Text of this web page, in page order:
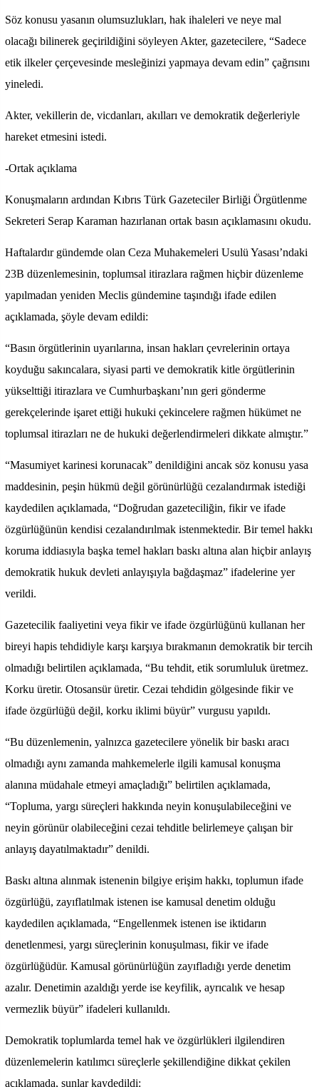
Söz konusu yasanın olumsuzlukları, hak ihaleleri ve neye mal
olacağı bilinerek geçirildiğini söyleyen Akter, gazetecilere, “Sadece
etik ilkeler çerçevesinde mesleğinizi yapmaya devam edin” çağrısını
yineledi.
Akter, vekillerin de, vicdanları, akılları ve demokratik değerleriyle
hareket etmesini istedi.
-Ortak açıklama
Konuşmaların ardından Kıbrıs Türk Gazeteciler Birliği Örgütlenme
Sekreteri Serap Karaman hazırlanan ortak basın açıklamasını okudu.
Haftalardır gündemde olan Ceza Muhakemeleri Usulü Yasası’ndaki
23B düzenlemesinin, toplumsal itirazlara rağmen hiçbir düzenleme
yapılmadan yeniden Meclis gündemine taşındığı ifade edilen
açıklamada, şöyle devam edildi:
“Basın örgütlerinin uyarılarına, insan hakları çevrelerinin ortaya
koyduğu sakıncalara, siyasi parti ve demokratik kitle örgütlerinin
yükselttiği itirazlara ve Cumhurbaşkanı’nın geri gönderme
gerekçelerinde işaret ettiği hukuki çekincelere rağmen hükümet ne
toplumsal itirazları ne de hukuki değerlendirmeleri dikkate almıştır.”
“Masumiyet karinesi korunacak” denildiğini ancak söz konusu yasa
maddesinin, peşin hükmü değil görünürlüğü cezalandırmak istediği
kaydedilen açıklamada, “Doğrudan gazeteciliğin, fikir ve ifade
özgürlüğünün kendisi cezalandırılmak istenmektedir. Bir temel hakkı
koruma iddiasıyla başka temel hakları baskı altına alan hiçbir anlayış
demokratik hukuk devleti anlayışıyla bağdaşmaz” ifadelerine yer
verildi.
Gazetecilik faaliyetini veya fikir ve ifade özgürlüğünü kullanan her
bireyi hapis tehdidiyle karşı karşıya bırakmanın demokratik bir tercih
olmadığı belirtilen açıklamada, “Bu tehdit, etik sorumluluk üretmez.
Korku üretir. Otosansür üretir. Cezai tehdidin gölgesinde fikir ve
ifade özgürlüğü değil, korku iklimi büyür” vurgusu yapıldı.
“Bu düzenlemenin, yalnızca gazetecilere yönelik bir baskı aracı
olmadığı aynı zamanda mahkemelerle ilgili kamusal konuşma
alanına müdahale etmeyi amaçladığı” belirtilen açıklamada,
“Topluma, yargı süreçleri hakkında neyin konuşulabileceğini ve
neyin görünür olabileceğini cezai tehditle belirlemeye çalışan bir
anlayış dayatılmaktadır” denildi.
Baskı altına alınmak istenenin bilgiye erişim hakkı, toplumun ifade
özgürlüğü, zayıflatılmak istenen ise kamusal denetim olduğu
kaydedilen açıklamada, “Engellenmek istenen ise iktidarın
denetlenmesi, yargı süreçlerinin konuşulması, fikir ve ifade
özgürlüğüdür. Kamusal görünürlüğün zayıfladığı yerde denetim
azalır. Denetimin azaldığı yerde ise keyfilik, ayrıcalık ve hesap
vermezlik büyür” ifadeleri kullanıldı.
Demokratik toplumlarda temel hak ve özgürlükleri ilgilendiren
düzenlemelerin katılımcı süreçlerle şekillendiğine dikkat çekilen
açıklamada, şunlar kaydedildi: